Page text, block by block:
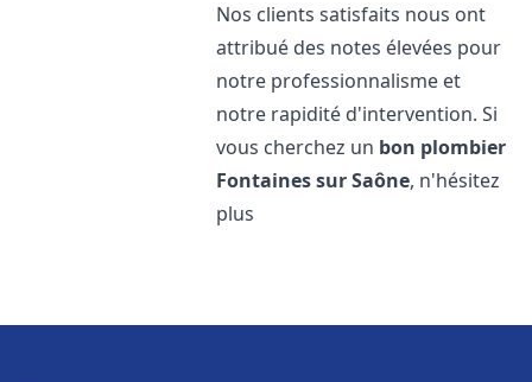
Nos clients satisfaits nous ont
attribué des notes élevées pour
notre professionnalisme et
notre rapidité d'intervention. Si
vous cherchez un bon plombier
Fontaines sur Saône, n'hésitez
plus